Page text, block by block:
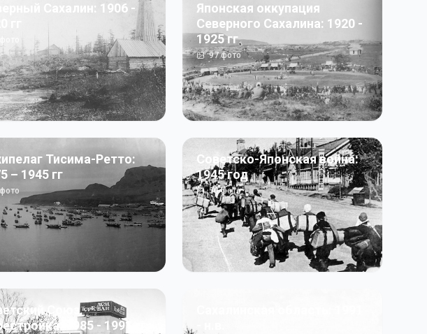
Сахалин: 1906 -
Японская оккупация
Северного Сахалина: 1920 -
1925 гг
97фото
Тисима-Ретто:
– 1945 гг
Советско-Японская война:
1945 год
50фото
Союз.
1985 - 1991 гг